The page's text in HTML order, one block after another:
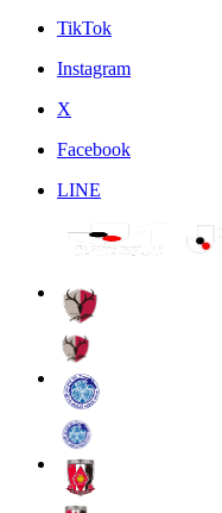
TikTok
Instagram
X
Facebook
LINE